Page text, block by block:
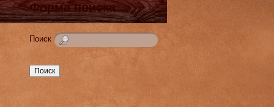
Форма поиска
Поиск